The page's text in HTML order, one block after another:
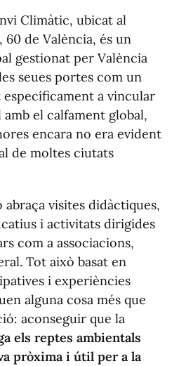
Climàtic, ubicat al
de València, és un
gestionat per València
seues portes com un
a vincular
el calfament global,
encara no era evident
de moltes ciutats
abraça visites didàctiques,
i activitats dirigides
com a associacions,
Tot això basat en
i experiències
alguna cosa més que
aconseguir que la
els reptes ambientals
pròxima i útil per a la